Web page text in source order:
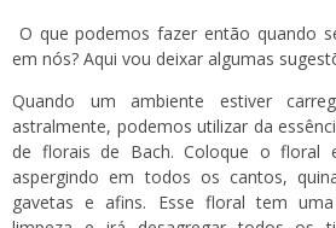
O que podemos fazer então quando
em nós? Aqui vou deixar algumas
Quando um ambiente estiver
astralmente, podemos utilizar da
de florais de Bach. Coloque o floral
aspergindo em todos os cantos,
gavetas e afins. Esse floral tem